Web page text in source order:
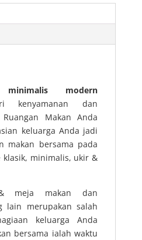
modern
kenyamanan dan
Makan Anda
keluarga Anda jadi
makan bersama pada
klasik, minimalis, ukir &
meja makan dan
lain merupakan salah
keluarga Anda
bersama ialah waktu